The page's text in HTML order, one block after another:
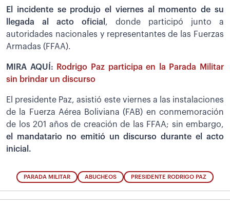
El incidente se produjo el viernes al momento de su
llegada al acto oficial , donde participó junto a
autoridades nacionales y representantes de las Fuerzas
Armadas (FFAA).
MIRA AQUÍ:
Rodrigo Paz participa en la Parada Militar
sin brindar un discurso
El presidente Paz, asistió este viernes a las instalaciones
de la Fuerza Aérea Boliviana (FAB) en conmemoración
de los 201 años de creación de las FFAA; sin embargo,
el mandatario no emitió un discurso durante el acto
inicial.
PARADA MILITAR ABUCHEOS PRESIDENTE RODRIGO PAZ